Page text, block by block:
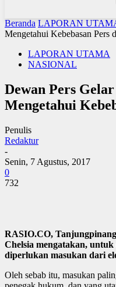
Beranda LAPORAN
Mengetahui Kebebasan Pers
LAPORAN UTAMA
NASIONAL
Dewan Pers
Mengetahui
Penulis
Redaktur
-
Senin, 7 Agustus, 2017
0
732
RASIO.CO,
Chelsia mengatakan,
diperlukan masukan dari
Oleh sebab itu, masukan